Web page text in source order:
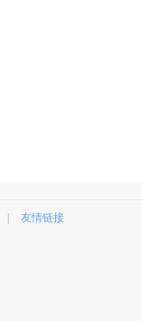
友情链接